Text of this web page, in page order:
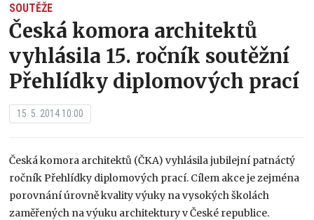
SOUTĚŽE
Česká komora architektů
vyhlásila 15. ročník soutěžní
Přehlídky diplomových prací
15. 5. 2014 10:00
Česká komora architektů (ČKA) vyhlásila jubilejní patnáctý
ročník Přehlídky diplomových prací. Cílem akce je zejména
porovnání úrovně kvality výuky na vysokých školách
zaměřených na výuku architektury v České republice.